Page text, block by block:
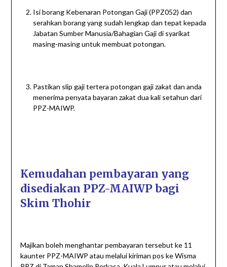
Isi borang Kebenaran Potongan Gaji (PPZ052) dan
serahkan borang yang sudah lengkap dan tepat kepada
Jabatan Sumber Manusia/Bahagian Gaji di syarikat
masing-masing untuk membuat potongan.
Pastikan slip gaji tertera potongan gaji zakat dan anda
menerima penyata bayaran zakat dua kali setahun dari
PPZ-MAIWP.
Kemudahan pembayaran yang
disediakan PPZ-MAIWP bagi
Skim Thohir
Majikan boleh menghantar pembayaran tersebut ke 11
kaunter PPZ-MAIWP atau melalui kiriman pos ke Wisma